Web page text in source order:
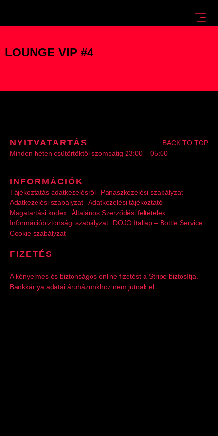
LOUNGE VIP #4
NYITVATARTÁS
BACK TO TOP
Minden héten csütörtöktől szombatig 23:00 – 05:00
INFORMÁCIÓK
Tájékoztatás adatkezelésről
Panaszkezelési szabályzat
Adatkezelési szabályzat
Adatkezelési tájékoztató
Magatartási kódex
Általános Szerződési feltételek
Információbiztonsági szabályzat
DOJO Itallap – Bottle Service
Cookie szabályzat
FIZETÉS
A kényelmes és biztonságos online fizetést a Stripe biztosítja.
Bankkártya adatai áruházunkhoz nem jutnak el.